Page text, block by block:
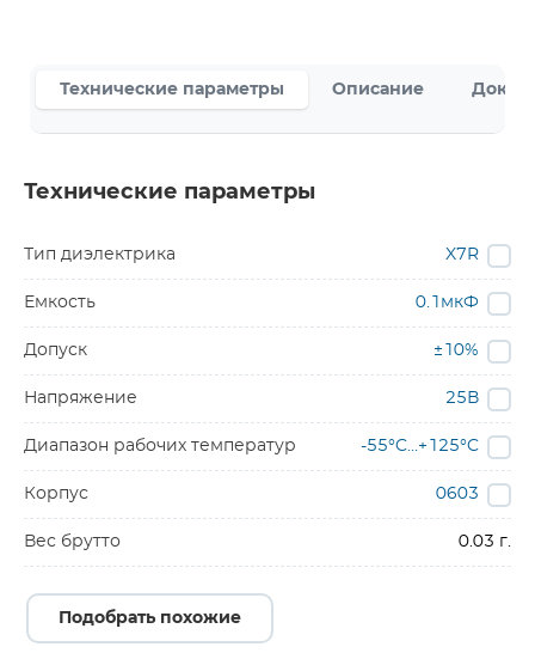
Технические параметры Описание
Технические параметры
Тип диэлектрика X7R
Емкость 0.1мкФ
Допуск ±10%
Напряжение 25В
Диапазон рабочих температур -55°C…+125°C
Корпус 0603
Вес брутто 0.03 г.
Подобрать похожие